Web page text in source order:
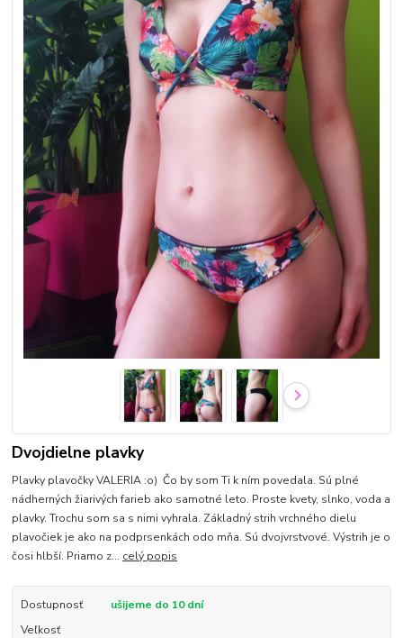
Dvojdielne plavky
Plavky plavočky VALERIA :o) Čo by som Ti k ním povedala. Sú plné
nádherných žiarivých farieb ako samotné leto. Proste kvety, slnko, voda a
plavky. Trochu som sa s nimi vyhrala. Základný strih vrchného dielu
plavočiek je ako na podprsenkách odo mňa. Sú dvojvrstvové. Výstrih je o
čosi hlbší. Priamo z... celý popis
Dostupnosť
ušijeme do 10 dní
Veľkosť